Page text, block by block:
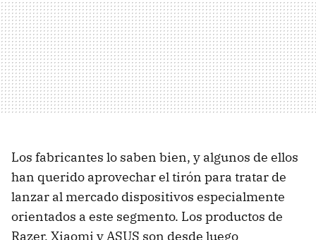
Los fabricantes lo saben bien, y algunos de ellos
han querido aprovechar el tirón para tratar de
lanzar al mercado dispositivos especialmente
orientados a este segmento. Los productos de
Razer, Xiaomi y ASUS son desde luego